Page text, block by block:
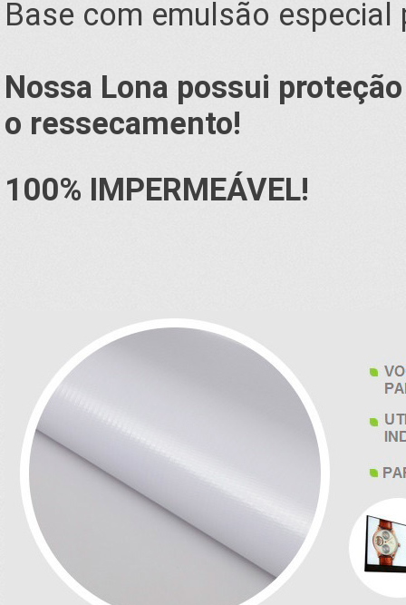
Base com emulsão
Nossa Lona possui
o ressecamento!
100% IMPERMEÁVEL!